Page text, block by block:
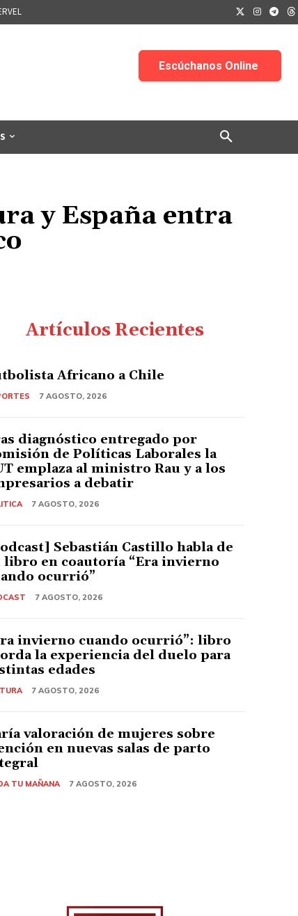
y España entra
Artículos Recientes
Africano a Chile
7 AGOSTO, 2026
diagnóstico entregado por
de Políticas Laborales la
emplaza al ministro Rau y a los
a debatir
7 AGOSTO, 2026
Sebastián Castillo habla de
libro en coautoría “Era invierno
ocurrió”
7 AGOSTO, 2026
invierno cuando ocurrió”: libro
la experiencia del duelo para
edades
7 AGOSTO, 2026
valoración de mujeres sobre
en nuevas salas de parto
TU MAÑANA 7 AGOSTO, 2026